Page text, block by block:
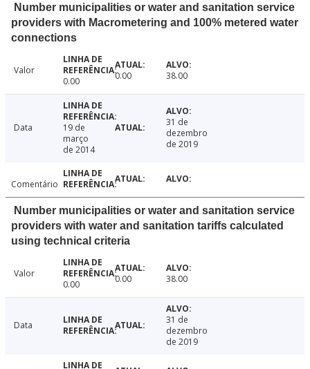
Number municipalities or water and sanitation service
providers with Macrometering and 100% metered water
connections
Valor
0.00
0.00 38.00
Data
19 de
março
de 2014
31 de
dezembro
de 2019
Comentário
Number municipalities or water and sanitation service
providers with water and sanitation tariffs calculated
using technical criteria
Valor
0.00
0.00 38.00
Data
31 de
dezembro
de 2019